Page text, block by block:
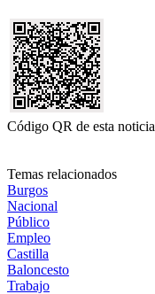
Código QR de esta noticia
Temas relacionados
Burgos
Nacional
Público
Empleo
Castilla
Baloncesto
Trabajo